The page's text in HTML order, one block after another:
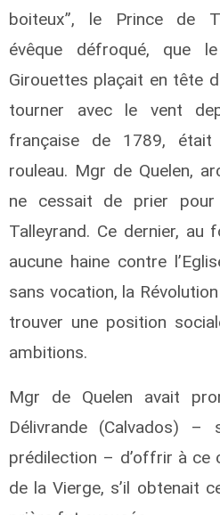
boiteux”, le Prince de
évêque défroqué, que
Girouettes plaçait en tête
tourner avec le vent
française de 1789,
rouleau. Mgr de Quelen,
ne cessait de prier
Talleyrand. Ce dernier, au
aucune haine contre
sans vocation, la
trouver une position
ambitions.
Mgr de Quelen avait
Délivrande (Calvados) –
prédilection – d’offrir à ce
de la Vierge, s’il obtenait